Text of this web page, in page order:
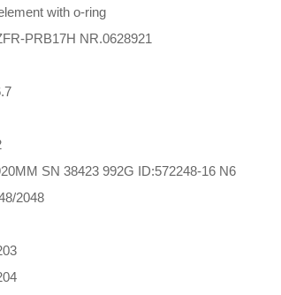
with o-ring
PRB17H NR.0628921
SN 38423 992G ID:572248-16 N6
2048